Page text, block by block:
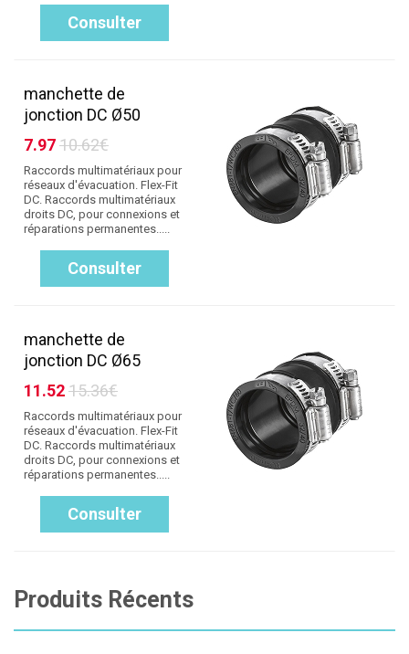
Consulter
manchette de
jonction DC Ø50
7.9710.62€
Raccords multimatériaux pour
réseaux d'évacuation. Flex-Fit
DC. Raccords multimatériaux
droits DC, pour connexions et
réparations permanentes.....
Consulter
manchette de
jonction DC Ø65
11.5215.36€
Raccords multimatériaux pour
réseaux d'évacuation. Flex-Fit
DC. Raccords multimatériaux
droits DC, pour connexions et
réparations permanentes.....
Consulter
Produits Récents